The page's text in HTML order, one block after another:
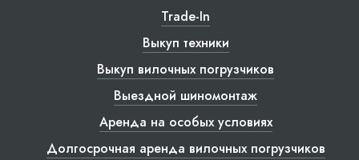
Trade-In
Выкуп техники
Выкуп вилочных погрузчиков
Выездной шиномонтаж
Аренда на особых условиях
Долгосрочная аренда вилочных погрузчиков